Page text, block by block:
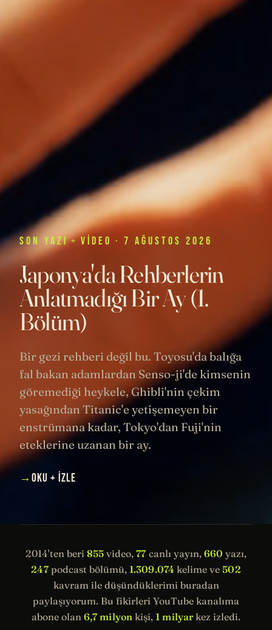
SON YAZI + VIDEO · 7 AĞUSTOS 2026
Japonya'da Rehberlerin
Anlatmadığı Bir Ay (1.
Bölüm)
Bir gezi rehberi değil bu. Toyosu'da balığa
fal bakan adamlardan Senso-ji'de kimsenin
göremediği heykele, Ghibli'nin çekim
yasağından Titanic'e yetişemeyen bir
enstrümana kadar, Tokyo'dan Fuji'nin
eteklerine uzanan bir ay.
→ OKU + İZLE
2014'ten beri 855 video,77canlı yayın, 660 yazı,
247podcast bölümü, 1.309.074 kelime ve 502
kavram ile düşündüklerimi buradan
paylaşıyorum. Bu fikirleri YouTube kanalıma
abone olan 6,7 milyon kişi, 1 milyarkez izledi.